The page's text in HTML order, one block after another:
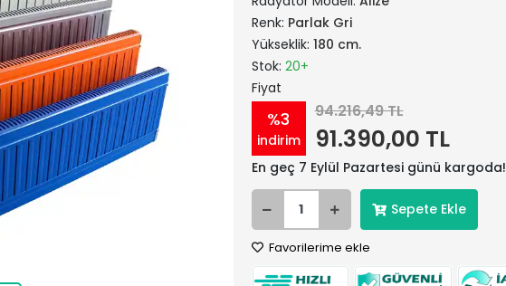
Renk: Parlak Gri
Yükseklik: 180 cm.
Stok: 20+
Fiyat
%3
indirim
94.216,49 TL
91.390,00 TL
En geç 7 Eylül Pazartesi günü kargoda!
Sepete Ekle
Favorilerime ekle